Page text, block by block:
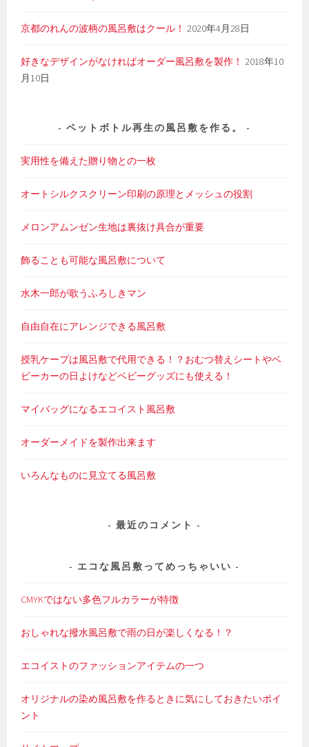
京都のれんの波柄の風呂敷はクール！ 2020年4月28日
好きなデザインがなければオーダー風呂敷を製作！ 2018年10
月10日
ペットボトル再生の風呂敷を作る。
実用性を備えた贈り物との一枚
オートシルクスクリーン印刷の原理とメッシュの役割
メロンアムンゼン生地は裏抜け具合が重要
飾ることも可能な風呂敷について
水木一郎が歌うふろしきマン
自由自在にアレンジできる風呂敷
授乳ケープは風呂敷で代用できる！？おむつ替えシートやベ
ビーカーの日よけなどベビーグッズにも使える！
マイバッグになるエコイスト風呂敷
オーダーメイドを製作出来ます
いろんなものに見立てる風呂敷
最近のコメント
エコな風呂敷ってめっちゃいい
CMYKではない多色フルカラーが特徴
おしゃれな撥水風呂敷で雨の日が楽しくなる！？
エコイストのファッションアイテムの一つ
オリジナルの染め風呂敷を作るときに気にしておきたいポイ
ント